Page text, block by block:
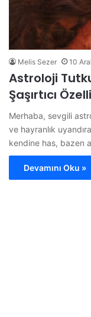
Melis Sezer 10
Astroloji
Şaşırtıcı
Merhaba, sevgili
ve hayranlık
kendine has, bazen
Devamını Oku »